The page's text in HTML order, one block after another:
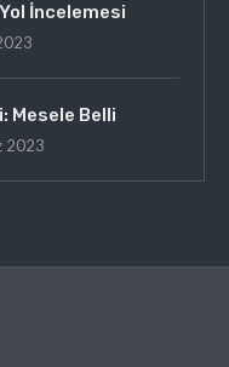
İncelemesi
Mesele Belli
2023